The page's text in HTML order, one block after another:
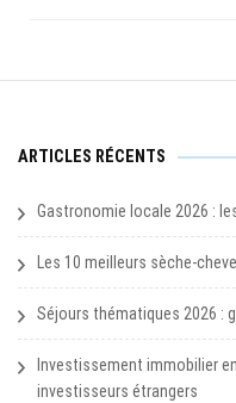
ARTICLES RÉCENTS
Gastronomie locale 2026 :
Les 10 meilleurs sèche-
Séjours thématiques 2026 :
Investissement immobilier
investisseurs étrangers